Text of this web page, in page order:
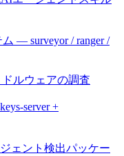
— surveyor / ranger /
ルウェアの調査
server +
ェント検出パッケー